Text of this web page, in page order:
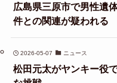
広島県三原市で男性遺
件との関連が疑われる
2026-05-07 ニュース
松田元太がヤンキー役